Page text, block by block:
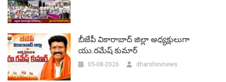
బీజేపీ వికారాబాద్‌ జిల్లా అధ్యక్షులుగా
యు.రమేష్‌ కుమార్
05-08-2026 dharshininews